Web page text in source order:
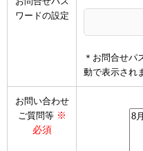
ワードの設定
＊お問合せパ
動で表示され
お問い合わせ
ご質問等 ※
必須